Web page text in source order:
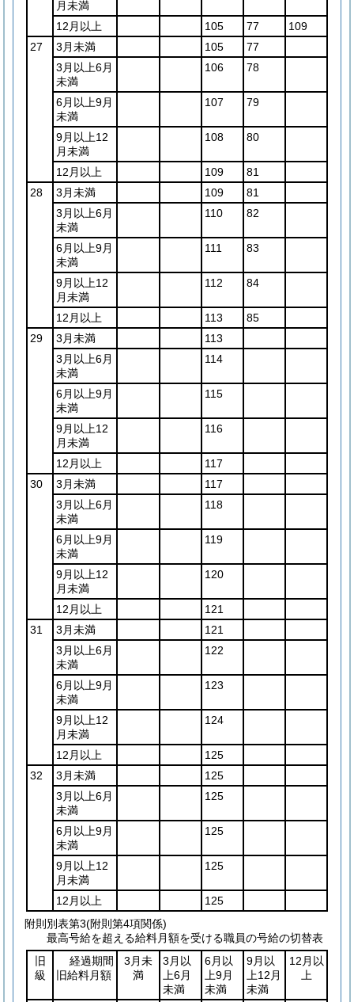
月未満
12月以上
105 77
109
27
3月未満 105
77
3月以上6月
未満
106 78
6月以上9月
未満
107 79
9月以上12
月未満
108 80
12月以上 109
81
28
3月未満 109
81
3月以上6月
未満
110 82
6月以上9月
未満
111 83
9月以上12
月未満
112 84
12月以上 113
85
29
3月未満
113
3月以上6月
未満
114
6月以上9月
未満
115
9月以上12
月未満
116
12月以上
117
30
3月未満
117
3月以上6月
未満
118
6月以上9月
未満
119
9月以上12
月未満
120
12月以上
121
31
3月未満
121
3月以上6月
未満
122
6月以上9月
未満
123
9月以上12
月未満
124
12月以上
125
32
3月未満
125
3月以上6月
未満
125
6月以上9月
未満
125
9月以上12
月未満
125
12月以上
125
附則別表第3(附則第4項関係)
最高号給を超える給料月額を受ける職員の号給の切替表
旧
級
経過期間
旧給料月額
3月未
満
3月以
上6月
未満
6月以
上9月
未満
9月以
上12月
未満
12月以
上